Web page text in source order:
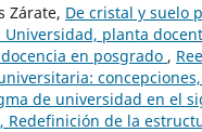
Zárate, De cristal y suelo
planta
en posgrado ,
de universidad en el
de la